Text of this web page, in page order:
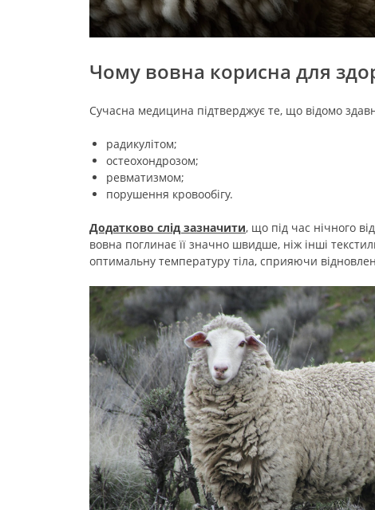
Чому вовна корисна для
Сучасна медицина підтверджує те, що відомо
радикулітом;
остеохондрозом;
ревматизмом;
порушення кровообігу.
Додатково слід зазначити, що під час нічного
вовна поглинає її значно швидше, ніж інші
оптимальну температуру тіла, сприяючи